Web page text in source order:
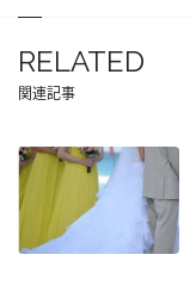
RELATED
関連記事